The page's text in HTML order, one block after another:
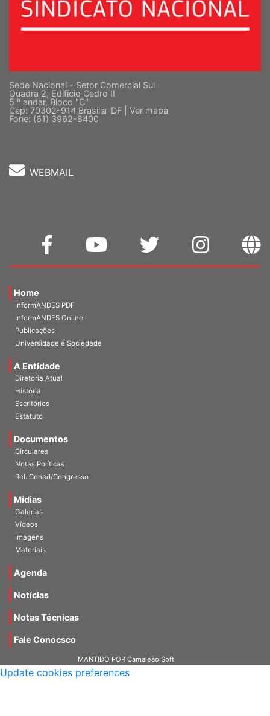
Sede Nacional - Setor Comercial Sul
Quadra 2, Edifício Cedro II
5 º andar, Bloco "C"
Cep: 70302-914 Brasília-DF | Ver mapa
Fone: (61) 3962-8400
WEBMAIL
Home
InformANDES PDF
InformANDES Online
Publicações
Universidade e Sociedade
A Entidade
Diretoria Atual
História
Escritórios
Estatuto
Documentos
Circulares
Notas Políticas
Rel. Conad/Congresso
Mídias
Galerias
Vídeos
Imagens
Materiais
Agenda
Notícias
Notas Técnicas
Fale Conocsco
MANTIDO POR Camaleão Soft
Update cookies preferences